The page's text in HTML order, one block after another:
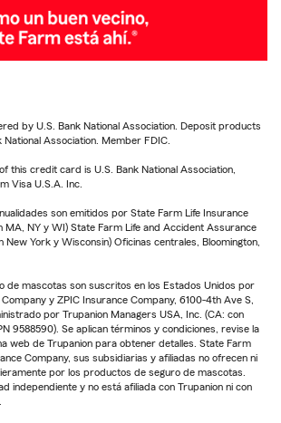
by U.S. Bank National Association. Deposit products
Association. Member FDIC.
this credit card is U.S. Bank National Association,
Visa U.S.A. Inc.
son emitidos por State Farm Life Insurance
MA, NY y WI) State Farm Life and Accident Assurance
New York y Wisconsin) Oficinas centrales, Bloomington,
de mascotas son suscritos en los Estados Unidos por
y ZPIC Insurance Company, 6100-4th Ave S,
por Trupanion Managers USA, Inc. (CA: con
9588590). Se aplican términos y condiciones, revise la
web de Trupanion para obtener detalles. State Farm
Company, sus subsidiarias y afiliadas no ofrecen ni
por los productos de seguro de mascotas.
independiente y no está afiliada con Trupanion ni con